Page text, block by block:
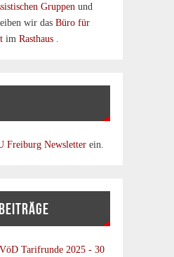
Gruppenund
wir dasBüro für
imRasthaus
Freiburg Newsletter ein.
Tarifrunde 2025 - 30